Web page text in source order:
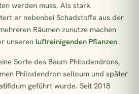
werden muss. Als stark
er nebenbei Schadstoffe aus der
Räumen zunutze machen
unseren luftreinigenden Pflanzen.
Sorte des Baum-Philodendrons,
Philodendron selloum und später
geführt wurde. Seit 2018